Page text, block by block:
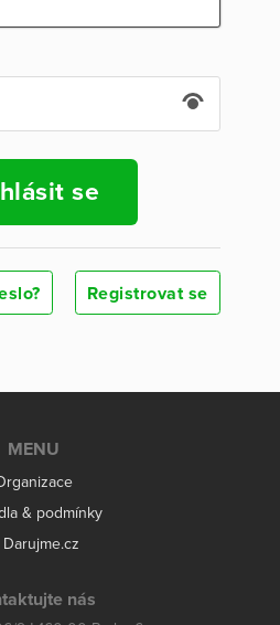
se
Registrovat se
MENU
& podmínky
nás